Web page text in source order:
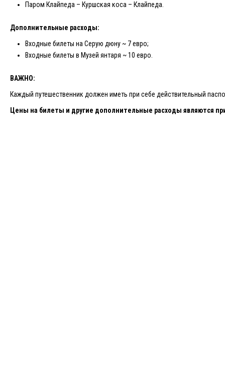
Паром Клайпеда – Куршская коса – Клайпеда.
Дополнительные расходы:
Входные билеты на Серую дюну ~ 7 евро;
Входные билеты в Музей янтаря ~ 10 евро.
ВАЖНО:
Каждый путешественник должен иметь при себе действительный
Цены на билеты и другие дополнительные расходы являются